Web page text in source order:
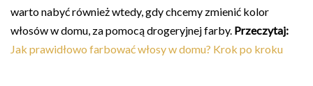
warto nabyć również wtedy, gdy chcemy zmienić kolor
włosów w domu, za pomocą drogeryjnej farby. Przeczytaj:
Jak prawidłowo farbować włosy w domu? Krok po kroku